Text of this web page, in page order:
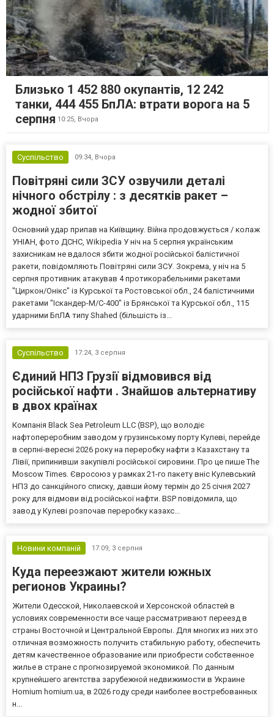
Близько 1 452 880 окупантів, 12 242
танки, 444 455 БпЛА: втрати ворога на 5
серпня 10:25, Вчора
Суспільство 09:34, Вчора
Повітряні сили ЗСУ озвучили деталі
нічного обстрілу : з десятків ракет –
жодної збитої
Основний удар припав на Київщину. Війна продовжується / колаж
УНІАН, фото ДСНС, Wikipedia У ніч на 5 серпня українським
захисникам не вдалося збити жодної російської балістичної
ракети, повідомляють Повітряні сили ЗСУ. Зокрема, у ніч на 5
серпня противник атакував 4 протикорабельними ракетами
"Циркон/Онікс" із Курської та Ростовської обл., 24 балістичними
ракетами "Іскандер-М/С-400" із Брянської та Курської обл., 115
ударними БпЛА типу Shahed (більшість із...
Суспільство 17:24, 3 серпня
Єдиний НПЗ Грузії відмовився від
російської нафти . Знайшов альтернативу
в двох країнах
Компанія Black Sea Petroleum LLC (BSP), що володіє
нафтопереробним заводом у грузинському порту Кулеві, перейде
в серпні-вересні 2026 року на переробку нафти з Казахстану та
Лівії, припинивши закупівлі російської сировини. Про це пише The
Moscow Times. Євросоюз у рамках 21-го пакету вніс Кулевський
НПЗ до санкційного списку, давши йому термін до 25 січня 2027
року для відмови від російської нафти. BSP повідомила, що
завод у Кулеві розпочав переробку казахс...
Новини компаній 17:09, 3 серпня
Куда переезжают жители южных
регионов Украины?
Жители Одесской, Николаевской и Херсонской областей в
условиях современности все чаще рассматривают переезд в
страны Восточной и Центральной Европы. Для многих из них это
отличная возможность получить стабильную работу, обеспечить
детям качественное образование или приобрести собственное
жилье в стране с прогнозируемой экономикой. По данным
крупнейшего агентства зарубежной недвижимости в Украине
Homium homium.ua, в 2026 году среди наиболее востребованных
н...